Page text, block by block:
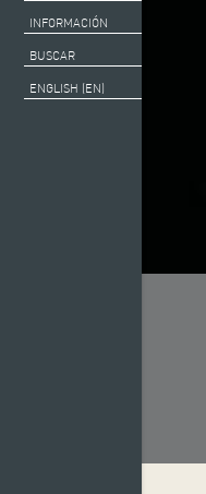
INFORMACIÓN
BUSCAR
ENGLISH (EN)